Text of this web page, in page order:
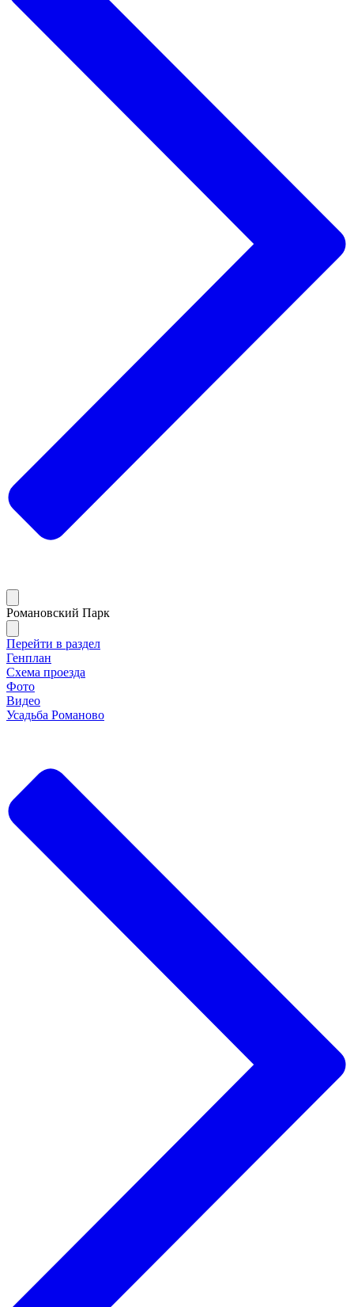
Романовский Парк
Перейти в раздел
Генплан
Схема проезда
Фото
Видео
Усадьба Романово